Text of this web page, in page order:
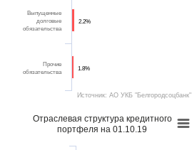
2.2%
1.8%
Выпущенные
долговые
обязательства
Прочие
обязательства
Источник: АО УКБ "Белгородсоцбанк"
Отраслевая структура кредитного
портфеля на 01.10.19